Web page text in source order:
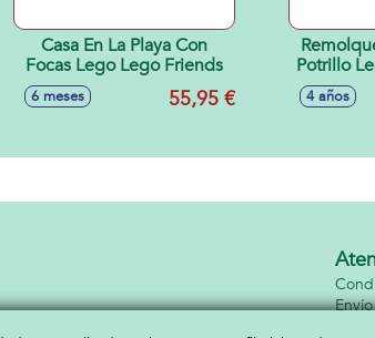
Casa En La Playa Con
Focas Lego Lego Friends
6 meses 55,95 €
Potrillo
4 años